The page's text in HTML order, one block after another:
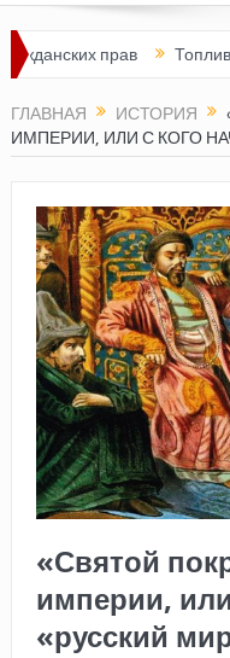
прав Топливный
ГЛАВНАЯ ИСТОРИЯ
ИМПЕРИИ, ИЛИ С КОГО
«Святой
империи,
«русский